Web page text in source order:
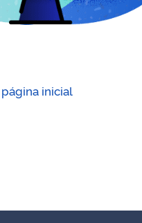
página inicial